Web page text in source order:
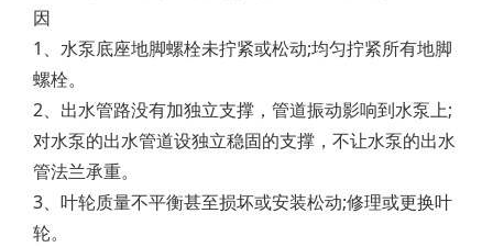
因
1、水泵底座地脚螺栓未拧紧或松动;均匀拧紧所有地脚
螺栓。
2、出水管路没有加独立支撑，管道振动影响到水泵上;
对水泵的出水管道设独立稳固的支撑，不让水泵的出水
管法兰承重。
3、叶轮质量不平衡甚至损坏或安装松动;修理或更换叶
轮。